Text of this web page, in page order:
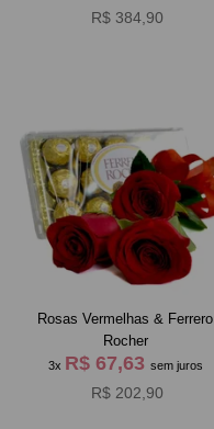
R$ 384,90
Rosas Vermelhas & Ferrero
Rocher
3x R$ 67,63 sem juros
R$ 202,90